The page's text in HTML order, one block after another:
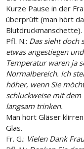
Kurze Pause in der
überprüft (man hört
Blutdruckmanschette).
Pfl. N.: Das sieht doch
etwas angestiegen
Temperatur waren ja
Normalbereich. Ich
höher, wenn Sie
schluckweise mit
langsam trinken.
Man hört Gläser
Glas.
Fr. G.: Vielen Dank